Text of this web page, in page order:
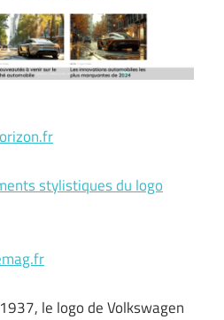
stylistiques du logo
le logo de Volkswagen